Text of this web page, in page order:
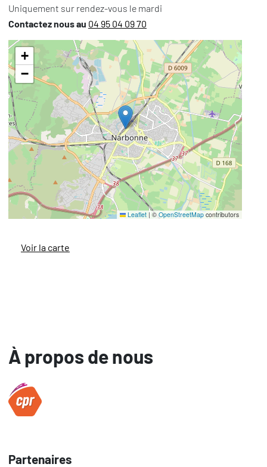
Uniquement sur rendez-vous le mardi
Contactez nous au 04 95 04 09 70
+
−
Leaflet | © OpenStreetMapcontributors
Voir la carte
À propos de nous
Partenaires